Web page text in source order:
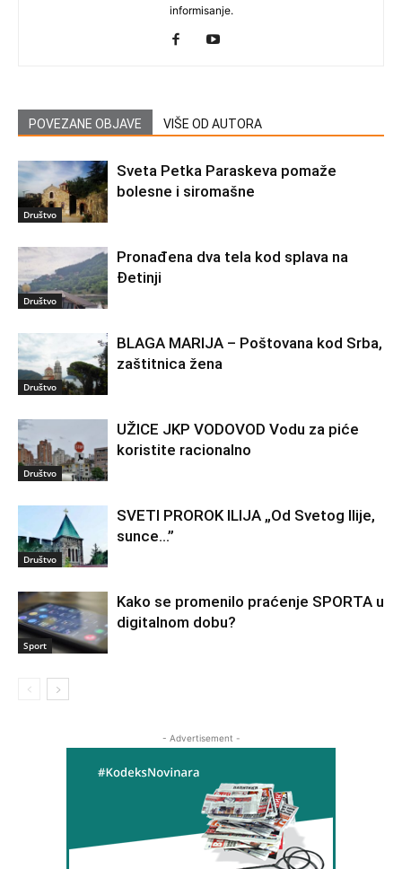
informisanje.
POVEZANE OBJAVE VIŠE OD AUTORA
Društvo
Sveta Petka Paraskeva pomaže
bolesne i siromašne
Društvo
Pronađena dva tela kod splava na
Đetinji
Društvo
BLAGA MARIJA – Poštovana kod Srba,
zaštitnica žena
Društvo
UŽICE JKP VODOVOD Vodu za piće
koristite racionalno
Društvo
SVETI PROROK ILIJA „Od Svetog Ilije,
sunce…”
Sport
Kako se promenilo praćenje SPORTA u
digitalnom dobu?
- Advertisement -